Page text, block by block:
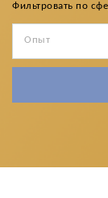
Фильтровать по
Опыт